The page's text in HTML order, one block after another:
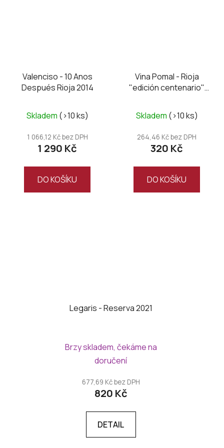
Valenciso - 10 Anos
Después Rioja 2014
Skladem (>10 ks)
1 066,12 Kč bez DPH
1 290 Kč
DO KOŠÍKU
Vina Pomal - Rioja
"edición centenario"
Skladem (>10 ks)
264,46 Kč bez DPH
320 Kč
DO KOŠÍKU
Legaris - Reserva 2021
Brzy skladem, čekáme na
doručení
677,69 Kč bez DPH
820 Kč
DETAIL